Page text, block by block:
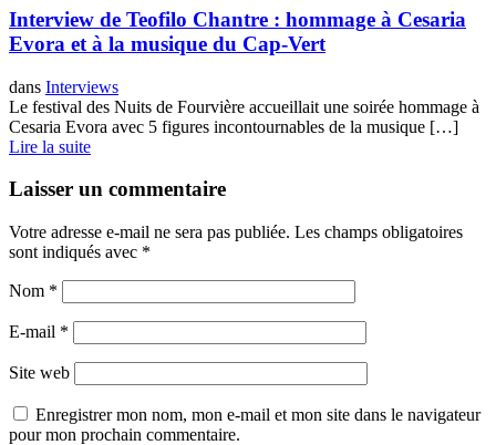
Interview de Teofilo Chantre : hommage à Cesaria
Evora et à la musique du Cap-Vert
dans Interviews
Le festival des Nuits de Fourvière accueillait une soirée hommage à
Cesaria Evora avec 5 figures incontournables de la musique […]
Lire la suite
Laisser un commentaire
Votre adresse e-mail ne sera pas publiée. Les champs obligatoires
sont indiqués avec *
Nom *
E-mail *
Site web
Enregistrer mon nom, mon e-mail et mon site dans le navigateur
pour mon prochain commentaire.